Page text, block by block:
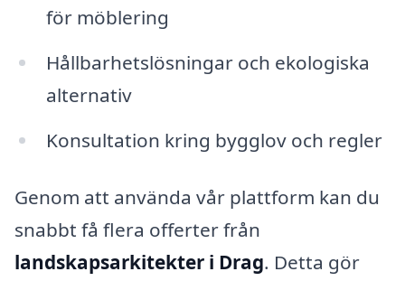
för möblering
Hållbarhetslösningar och ekologiska
alternativ
Konsultation kring bygglov och regler
Genom att använda vår plattform kan du
snabbt få flera offerter från
landskapsarkitekter i Drag. Detta gör